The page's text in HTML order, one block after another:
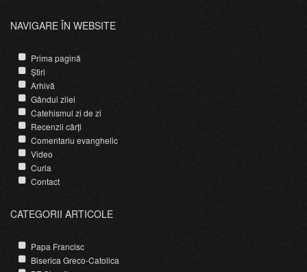
NAVIGARE ÎN WEBSITE
Prima pagină
Știri
Arhivă
Gândul zilei
Catehismul zi de zi
Recenzii cărți
Comentariu evanghelic
Video
Curia
Contact
CATEGORII ARTICOLE
Papa Francisc
Biserica Greco-Catolica